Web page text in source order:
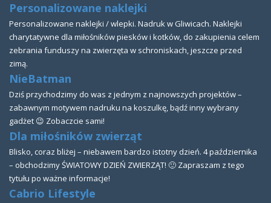
Personalizowane naklejki
Personalizowane naklejki / wlepki. Nadruk w Gliwicach. Naklejki
charytatywne dla miłośników piesków i kotków, do zakupienia celem
zebrania funduszy na zwierzęta w schroniskach, jeszcze przed
zimą.
NieBatman
Dziś przychodzimy do was z jednym z najnowszych projektów –
zabawnym motywem nadruku na koszulkę, bądź inny wybrany
gadżet 😉 Zobaczcie sami!
Dla miłośników zwierząt
Blisko, coraz bliżej – niebawem bardzo istotny dzień. 4 października
– obchodzimy ŚWIATOWY DZIEŃ ZWIERZĄT! 🙂 Zapraszam z tego
tytułu po ważne informacje!
Cabrio Lifestyle